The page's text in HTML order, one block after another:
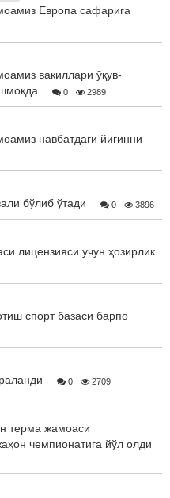
Европа сафарига
вакиллари ўқув-
0 2989
навбатдаги йиғинни
бўлиб ўтади 0 3896
лицензияси учун ҳозирлик
спорт базаси барпо
0 2709
терма жамоаси
чемпионатига йўл олди